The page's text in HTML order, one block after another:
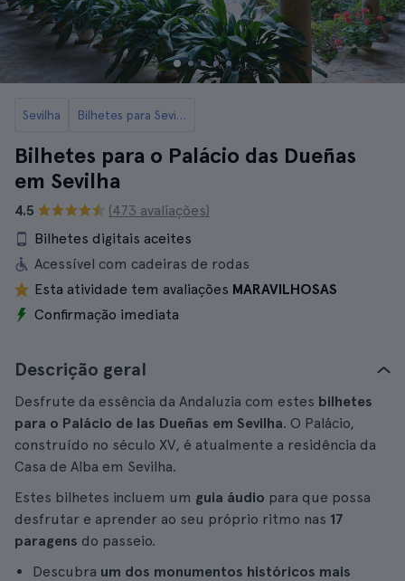
Sevilha Bilhetes para Sevilha
Bilhetes para o Palácio das Dueñas
em Sevilha
4.5
(473 avaliações)
Bilhetes digitais aceites
Acessível com cadeiras de rodas
Esta atividade tem avaliações MARAVILHOSAS
Confirmação imediata
Descrição geral
Desfrute da essência da Andaluzia com estes bilhetes
para o Palácio de las Dueñas em Sevilha. O Palácio,
construído no século XV, é atualmente a residência da
Casa de Alba em Sevilha.
Estes bilhetes incluem um guia áudio para que possa
desfrutar e aprender ao seu próprio ritmo nas 17
paragens do passeio.
Descubra um dos monumentos históricos mais